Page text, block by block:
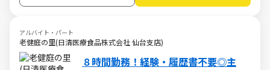
アルバイト・パート
老健庭の里(日清医療食品株式会社 仙台支店)
８時間勤務！経験・履歴書不要◎主